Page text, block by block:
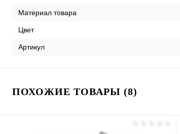
Материал товара
Цвет
Артикул
ПОХОЖИЕ ТОВАРЫ (8)